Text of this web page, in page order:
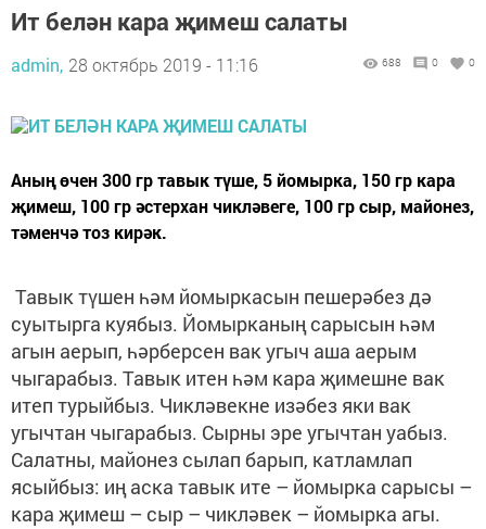
Ит белән кара җимеш салаты
admin, 28 октябрь 2019 - 11:16 688 0 0
Аның өчен 300 гр тавык түше, 5 йомырка, 150 гр кара
җимеш, 100 гр әстерхан чикләвеге, 100 гр сыр, майонез,
тәменчә тоз кирәк.
Тавык түшен һәм йомыркасын пешерәбез дә
суытырга куябыз. Йомырканың сарысын һәм
агын аерып, һәрберсен вак угыч аша аерым
чыгарабыз. Тавык итен һәм кара җимешне вак
итеп турыйбыз. Чикләвекне изәбез яки вак
угычтан чыгарабыз. Сырны эре угычтан уабыз.
Салатны, майонез сылап барып, катламлап
ясыйбыз: иң аска тавык ите – йомырка сарысы –
кара җимеш – сыр – чикләвек – йомырка агы.